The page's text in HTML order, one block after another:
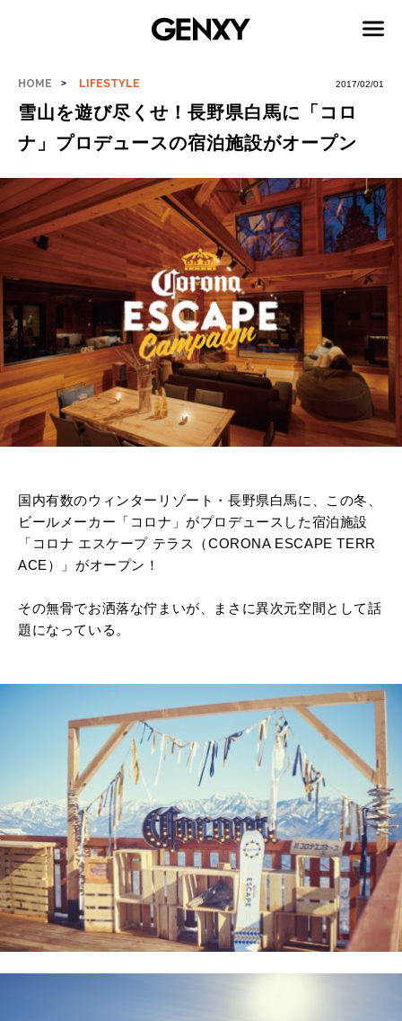
HOME LIFESTYLE 2017/02/01
雪山を遊び尽くせ！長野県白馬に「コロ
ナ」プロデュースの宿泊施設がオープン
国内有数のウィンターリゾート・長野県白馬に、この冬、
ビールメーカー「コロナ」がプロデュースした宿泊施設
「コロナ エスケープ テラス（CORONA ESCAPE TERR
ACE）」がオープン！
その無骨でお洒落な佇まいが、まさに異次元空間として話
題になっている。